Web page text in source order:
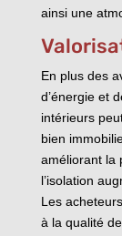
ainsi une
En plus des
d’énergie et
intérieurs
bien
améliorant la
l’isolation
Les
à la qualité